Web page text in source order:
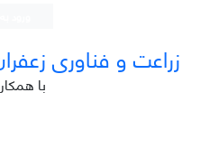
زراعت و فناوری
با